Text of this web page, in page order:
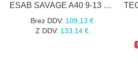
ESAB SAVAGE A40 9-13 črna avtomatska varilna maska
Brez DDV: 109,13 €
Z DDV: 133,14 €